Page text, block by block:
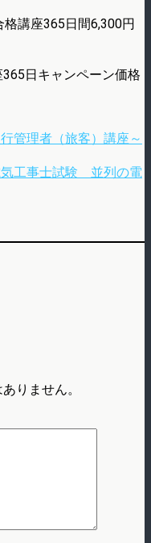
講座365日間6,300円
日キャンペーン価格
管理者（旅客）講座～
気工事士試験 並列の電
りません。